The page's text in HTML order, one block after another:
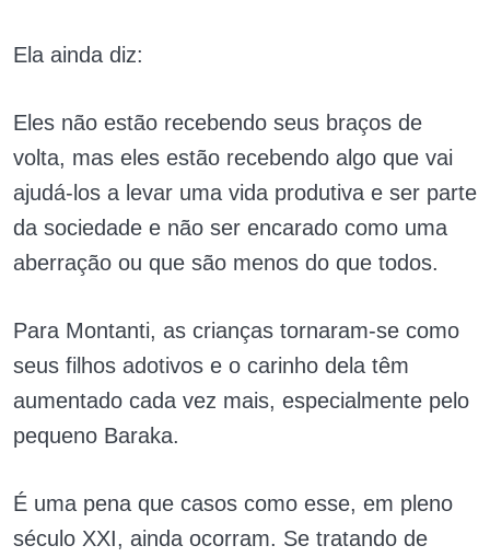
Ela ainda diz:
Eles não estão recebendo seus braços de
volta, mas eles estão recebendo algo que vai
ajudá-los a levar uma vida produtiva e ser parte
da sociedade e não ser encarado como uma
aberração ou que são menos do que todos.
Para Montanti, as crianças tornaram-se como
seus filhos adotivos e o carinho dela têm
aumentado cada vez mais, especialmente pelo
pequeno Baraka.
É uma pena que casos como esse, em pleno
século XXI, ainda ocorram. Se tratando de